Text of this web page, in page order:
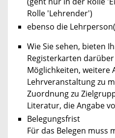
Rolle 'Lehrender')
ebenso die
Wie Sie sehen, bieten
Registerkarten
Möglichkeiten, weitere
Lehrveranstaltung zu
Zuordnung zu
Literatur, die Angabe
Belegungsfrist
Für das Belegen muss